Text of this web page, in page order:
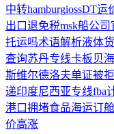
中转hamburgiossDT运
出口退免税msk船公司
托运吗术语解析液体
查询苏丹专线卡板贝
斯维尔德洛夫单证被拒
递印度尼西亚专线fba
港口拥堵食品海运订舱
价高涨